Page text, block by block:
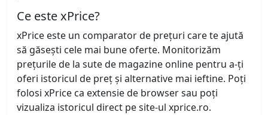
Ce este xPrice?
xPrice este un comparator de prețuri care te ajută
să găsești cele mai bune oferte. Monitorizăm
prețurile de la sute de magazine online pentru a-ți
oferi istoricul de preț și alternative mai ieftine. Poți
folosi xPrice ca extensie de browser sau poți
vizualiza istoricul direct pe site-ul xprice.ro.